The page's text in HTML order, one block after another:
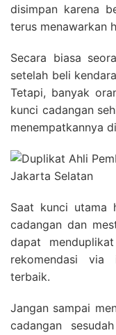
disimpan karena
terus menawarkan
Secara biasa
setelah beli
Tetapi, banyak
kunci cadangan
menempatkannya
Saat kunci utama
cadangan dan
dapat
rekomendasi via
terbaik.
Jangan sampai
cadangan